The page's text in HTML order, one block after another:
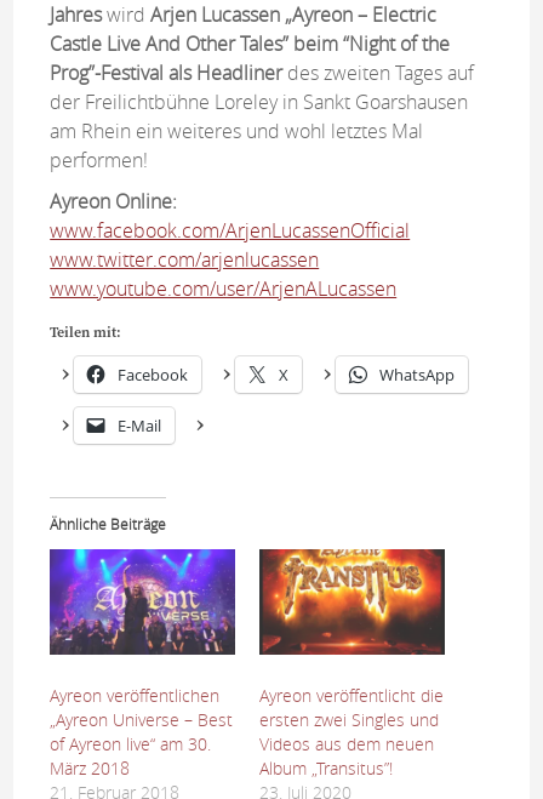
JahreswirdArjen Lucassen „Ayreon – Electric
Castle Live And Other Tales” beim “Night of the
Prog”-Festival als Headlinerdes zweiten Tages auf
der Freilichtbühne Loreley in Sankt Goarshausen
am Rhein ein weiteres und wohl letztes Mal
performen!
Ayreon Online:
www.facebook.com/ArjenLucassenOfficial
www.twitter.com/arjenlucassen
www.youtube.com/user/ArjenALucassen
Teilen mit:
Facebook X WhatsApp
E-Mail
Ähnliche Beiträge
Ayreon veröffentlichen
„Ayreon Universe – Best
of Ayreon live“ am 30.
März 2018
21. Februar 2018
Ayreon veröffentlicht die
ersten zwei Singles und
Videos aus dem neuen
Album „Transitus”!
23. Juli 2020